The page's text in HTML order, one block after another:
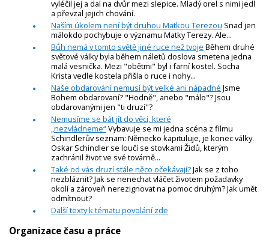
vyléčil jej a dal na dvůr mezi slepice. Mladý orel s nimi jedl
a převzal jejich chování.
Naším úkolem není být druhou Matkou Terezou Snad jen
málokdo pochybuje o významu Matky Terezy. Ale...
Bůh nemá v tomto světě jiné ruce než tvoje Během druhé
světové války byla během náletů doslova smetena jedna
malá vesnička. Mezi "obětmi" byl i farní kostel. Socha
Krista vedle kostela přišla o ruce i nohy...
Naše obdarování nemusí být velké ani nápadné Jsme
Bohem obdarovaní? "Hodně", anebo "málo"? Jsou
obdarovanými jen "ti druzí"?
Nemusíme se bát jít do věcí, které
„nezvládneme“Vybavuje se mi jedna scéna z filmu
Schindlerův seznam: Německo kapituluje, je konec války.
Oskar Schindler se loučí se stovkami Židů, kterým
zachránil život ve své továrně...
Také od vás druzí stále něco očekávají?Jak se z toho
nezbláznit? Jak se nenechat vláčet životem požadavky
okolí a zároveň nerezignovat na pomoc druhým? Jak umět
odmítnout?
Další texty k tématu povolání zde
Organizace času a práce